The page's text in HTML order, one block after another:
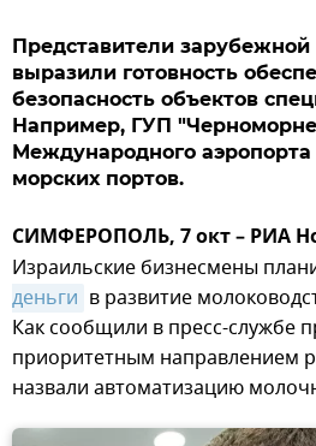
Представители
выразили готовность
безопасность объектов
Например, ГУП
Международного
морских портов.
СИМФЕРОПОЛЬ, 7 окт – РИА
Израильские бизнесмены
деньги в развитие
Как сообщили в пресс-службе
приоритетным направлением
назвали автоматизацию